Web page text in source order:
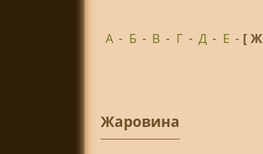
А - Б - В - Г - Д - Е - [
Жаровина